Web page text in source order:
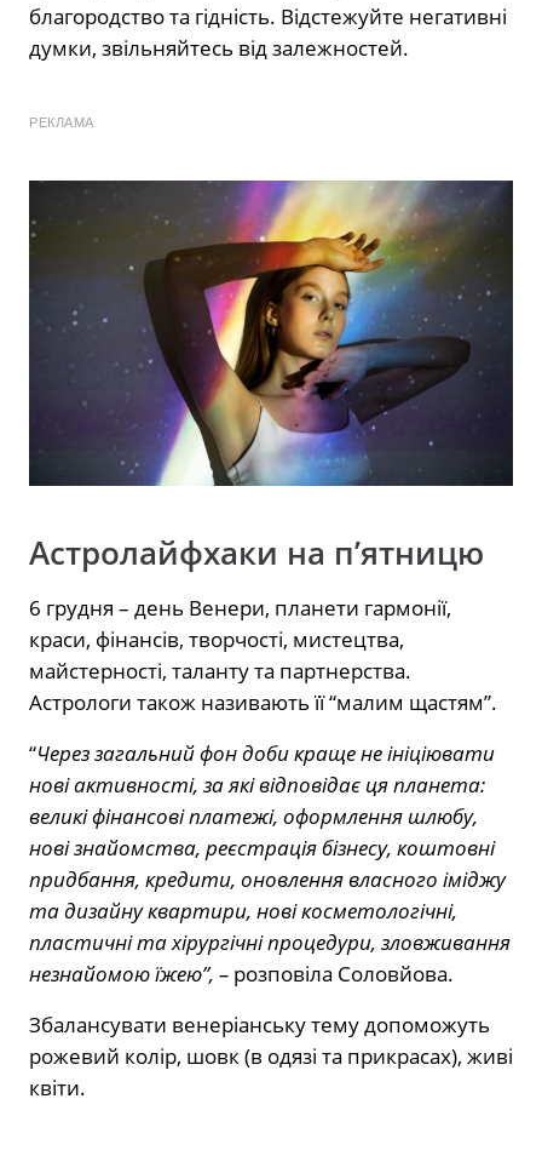
благородство та гідність. Відстежуйте негативні
думки, звільняйтесь від залежностей.
РЕКЛАМА
Астролайфхаки на п’ятницю
6 грудня – день Венери, планети гармонії,
краси, фінансів, творчості, мистецтва,
майстерності, таланту та партнерства.
Астрологи також називають її “малим щастям”.
“Через загальний фон доби краще не ініціювати
нові активності, за які відповідає ця планета:
великі фінансові платежі, оформлення шлюбу,
нові знайомства, реєстрація бізнесу, коштовні
придбання, кредити, оновлення власного іміджу
та дизайну квартири, нові косметологічні,
пластичні та хірургічні процедури, зловживання
незнайомою їжею”, – розповіла Соловйова.
Збалансувати венеріанську тему допоможуть
рожевий колір, шовк (в одязі та прикрасах), живі
квіти.